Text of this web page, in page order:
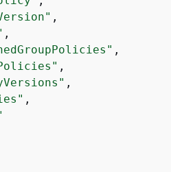
,
,
,
,
,
,